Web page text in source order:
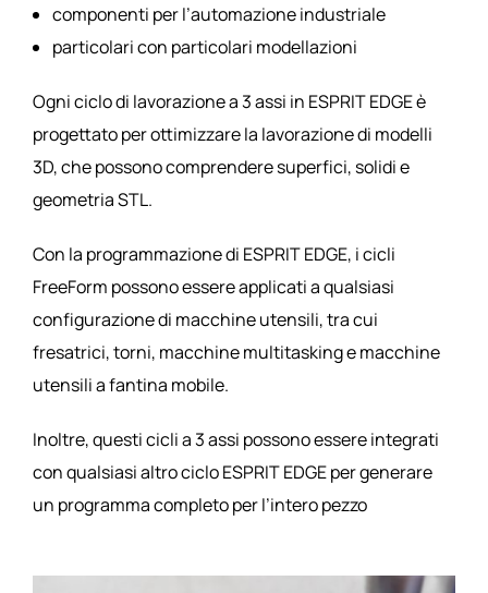
componenti per l’automazione industriale
particolari con particolari modellazioni
Ogni ciclo di lavorazione a 3 assi in ESPRIT EDGE è
progettato per ottimizzare la lavorazione di modelli
3D, che possono comprendere superfici, solidi e
geometria STL.
Con la programmazione di ESPRIT EDGE, i cicli
FreeForm possono essere applicati a qualsiasi
configurazione di macchine utensili, tra cui
fresatrici, torni, macchine multitasking e macchine
utensili a fantina mobile.
Inoltre, questi cicli a 3 assi possono essere integrati
con qualsiasi altro ciclo ESPRIT EDGE per generare
un programma completo per l’intero pezzo